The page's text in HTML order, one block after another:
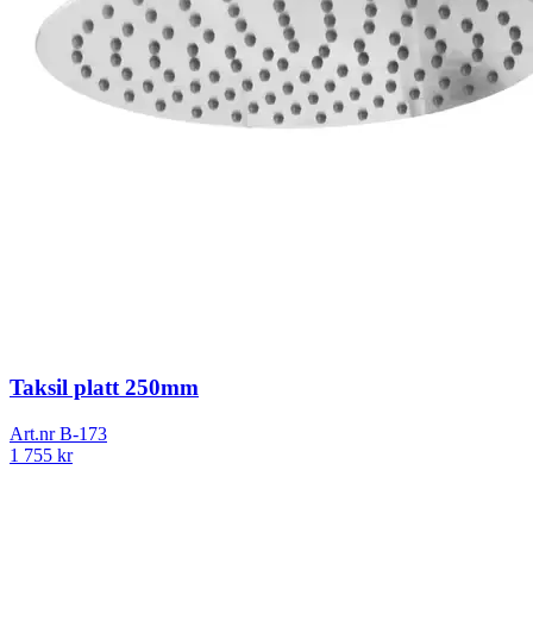
Taksil platt 250mm
Art.nrB-173
1 755 kr